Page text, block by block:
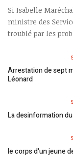
Si Isabelle
ministre des
troublé par les
Arrestation de sept
Léonard
La desinformation
le corps d'un jeune